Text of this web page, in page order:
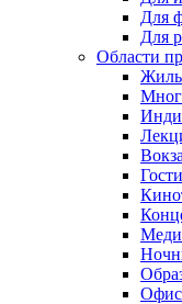
Для
Для
Области